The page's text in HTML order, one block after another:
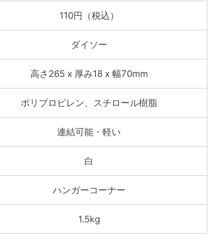
110円（税込）
ダイソー
高さ265 x 厚み18 x 幅70mm
ポリプロピレン、スチロール樹脂
連結可能・軽い
白
ハンガーコーナー
1.5kg